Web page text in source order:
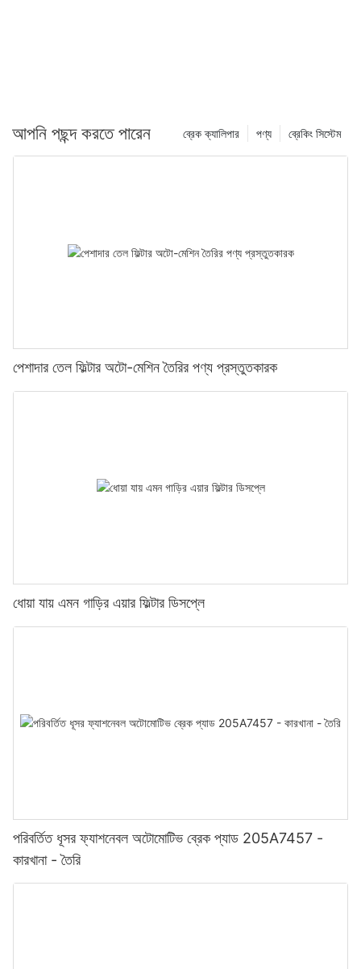
আপনি পছন্দ করতে পারেন ব্রেকিং সিস্টেম
পণ্য
ব্রেক ক্যালিপার
পেশাদার তেল ফিল্টার অটো-মেশিন তৈরির পণ্য প্রস্তুতকারক
ধোয়া যায় এমন গাড়ির এয়ার ফিল্টার ডিসপ্লে
পরিবর্তিত ধূসর ফ্যাশনেবল অটোমোটিভ ব্রেক প্যাড 205A7457 -
কারখানা - তৈরি